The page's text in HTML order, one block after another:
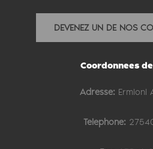
DEVENEZ UN DE NOS
Coordonnees
Adresse: Ermioni
Telephone: